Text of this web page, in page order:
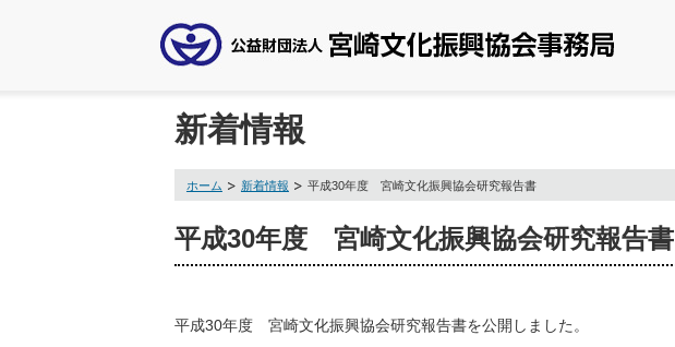
新着情報
ホーム 新着情報 平成30年度 宮崎文化振興協会研究報告書
平成30年度 宮崎文化振興協会研究報告書
平成30年度 宮崎文化振興協会研究報告書を公開しました。